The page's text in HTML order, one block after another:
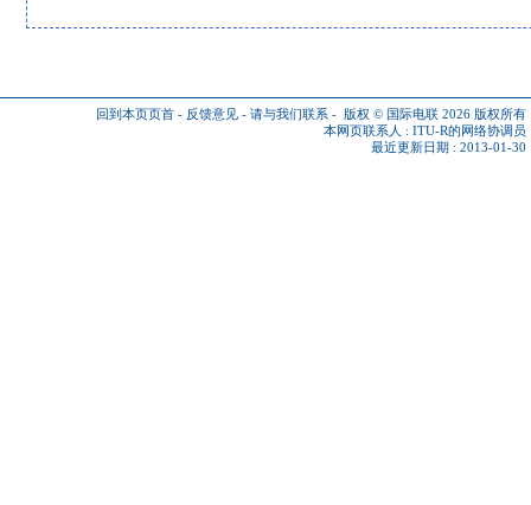
回到本页页首 - 反馈意见 - 请与我们联系 - 版权 © 国际电联 2026 版权所有
本网页联系人 : ITU-R的网络协调员
最近更新日期 : 2013-01-30